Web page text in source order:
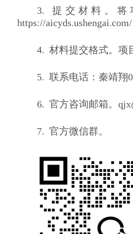
3. 提交材料 。 将
https://aicyds.ushengai.com/
4. 材料提交格式。项
5. 联系电话 ：秦靖翔
6. 官方咨询邮箱。
7. 官方微信群。